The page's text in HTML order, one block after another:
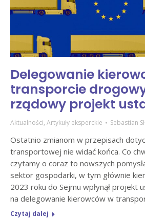
Delegowanie
transporcie
rządowy projekt
Aktualności, Artykuły eksperckie Sebastian
Ostatnio zmianom w przepisach
transportowej nie widać końca. Co
czytamy o coraz to nowszych
sektor gospodarki, w tym głównie
2023 roku do Sejmu wpłynął projekt
na delegowanie kierowców w
Czytaj dalej